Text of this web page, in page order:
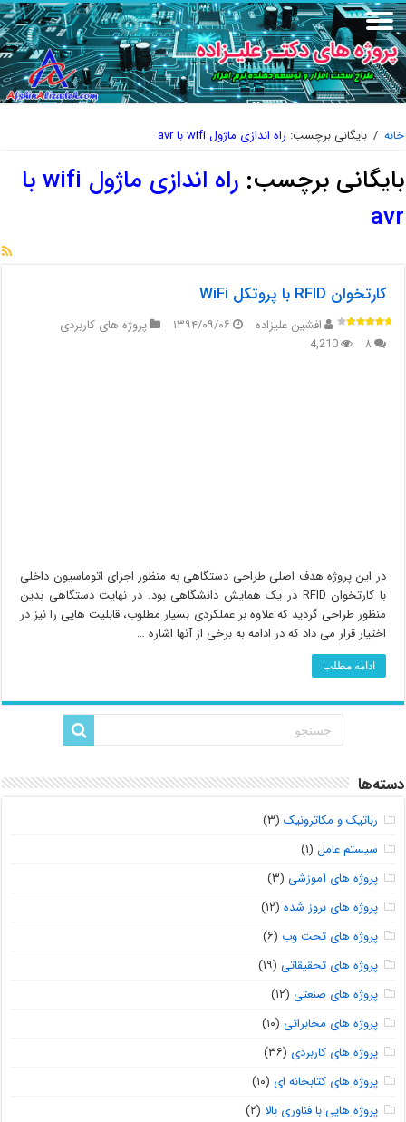
خانه / بایگانی برچسب: راه اندازی ماژول wifi با avr
بایگانی برچسب:
راه اندازی ماژول wifi با
avr
کارتخوان RFID با پروتکل WiFi
افشین علیزاده ۱۳۹۴/۰۹/۰۶
پروژه های کاربردی
۸
4,210
در این پروژه هدف اصلی طراحی دستگاهی به منظور اجرای اتوماسیون داخلی
با کارتخوان RFID در یک همایش دانشگاهی بود. در نهایت دستگاهی بدین
منظور طراحی گردید که علاوه بر عملکردی بسیار مطلوب، قابلیت هایی را نیز در
اختیار قرار می داد که در ادامه به برخی از آنها اشاره …
ادامه مطلب
دسته‌ها
رباتیک و مکاترونیک (۳)
سیستم عامل (۱)
پروژه های آموزشی (۳)
پروژه های بروز شده (۱۲)
پروژه های تحت وب (۶)
پروژه های تحقیقاتی (۱۹)
پروژه های صنعتی (۱۲)
پروژه های مخابراتی (۱۰)
پروژه های کاربردی (۳۶)
پروژه های کتابخانه ای (۱۰)
پروژه هایی با فناوری بالا (۲)